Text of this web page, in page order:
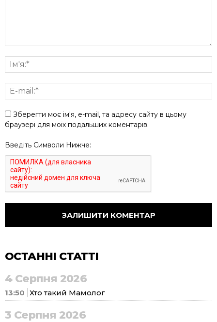
Зберегти моє ім'я, e-mail, та адресу сайту в цьому
браузері для моїх подальших коментарів.
Введіть Символи Нижче:
ОСТАННІ СТАТТІ
4 Серпня 2026
13:50 Хто такий Мамолог
3 Серпня 2026